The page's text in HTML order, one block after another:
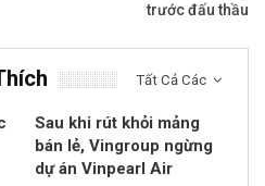
trước đấu thầu
Tất Cả Các
Sau khi rút khỏi mảng
bán lẻ, Vingroup ngừng
dự án Vinpearl Air